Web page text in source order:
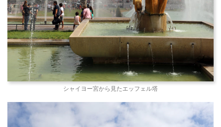
シャイヨー宮から見たエッフェル塔